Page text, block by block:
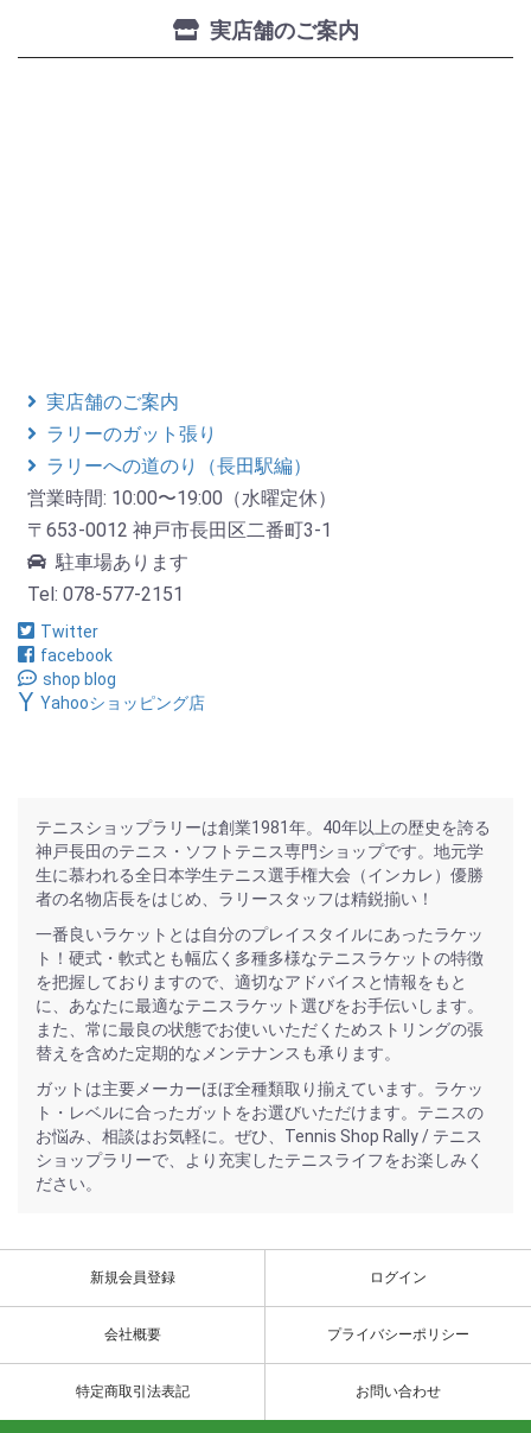
実店舗のご案内
実店舗のご案内
ラリーのガット張り
ラリーへの道のり（長田駅編）
営業時間: 10:00〜19:00（水曜定休）
〒653-0012 神戸市長田区二番町3-1
駐車場あります
Tel: 078-577-2151
Twitter
facebook
shop blog
Yahooショッピング店
テニスショップラリーは創業1981年。40年以上の歴史を誇る
神戸長田のテニス・ソフトテニス専門ショップです。地元学
生に慕われる全日本学生テニス選手権大会（インカレ）優勝
者の名物店長をはじめ、ラリースタッフは精鋭揃い！
一番良いラケットとは自分のプレイスタイルにあったラケッ
ト！硬式・軟式とも幅広く多種多様なテニスラケットの特徴
を把握しておりますので、適切なアドバイスと情報をもと
に、あなたに最適なテニスラケット選びをお手伝いします。
また、常に最良の状態でお使いいただくためストリングの張
替えを含めた定期的なメンテナンスも承ります。
ガットは主要メーカーほぼ全種類取り揃えています。ラケッ
ト・レベルに合ったガットをお選びいただけます。テニスの
お悩み、相談はお気軽に。ぜひ、Tennis Shop Rally / テニス
ショップラリーで、より充実したテニスライフをお楽しみく
ださい。
新規会員登録 ログイン
会社概要 プライバシーポリシー
特定商取引法表記 お問い合わせ